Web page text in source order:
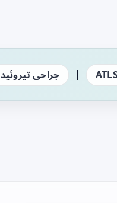
| جراحی تیروئید